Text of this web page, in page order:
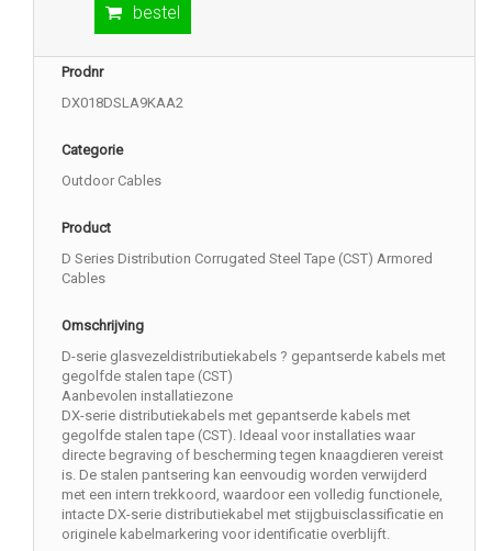
bestel
Prodnr
DX018DSLA9KAA2
Categorie
Outdoor Cables
Product
D Series Distribution Corrugated Steel Tape (CST) Armored
Cables
Omschrijving
D-serie glasvezeldistributiekabels ? gepantserde kabels met
gegolfde stalen tape (CST)
Aanbevolen installatiezone
DX-serie distributiekabels met gepantserde kabels met
gegolfde stalen tape (CST). Ideaal voor installaties waar
directe begraving of bescherming tegen knaagdieren vereist
is. De stalen pantsering kan eenvoudig worden verwijderd
met een intern trekkoord, waardoor een volledig functionele,
intacte DX-serie distributiekabel met stijgbuisclassificatie en
originele kabelmarkering voor identificatie overblijft.